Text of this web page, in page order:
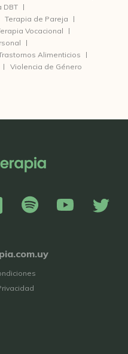
DBT
Terapia de Pareja
Vocacional
Alimenticios
Violencia de Género